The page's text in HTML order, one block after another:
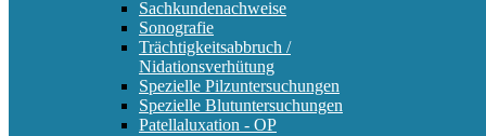
Sachkundenachweise
Sonografie
Trächtigkeitsabbruch /
Nidationsverhütung
Spezielle Pilzuntersuchungen
Spezielle Blutuntersuchungen
Patellaluxation - OP